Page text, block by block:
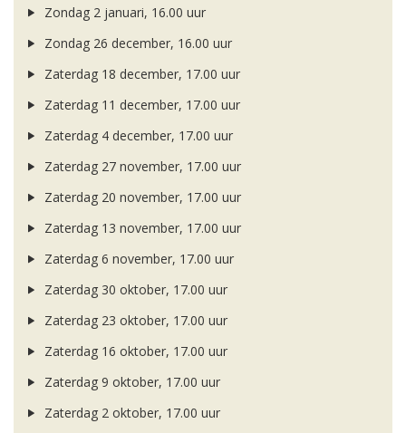
Zondag 2 januari, 16.00 uur
Zondag 26 december, 16.00 uur
Zaterdag 18 december, 17.00 uur
Zaterdag 11 december, 17.00 uur
Zaterdag 4 december, 17.00 uur
Zaterdag 27 november, 17.00 uur
Zaterdag 20 november, 17.00 uur
Zaterdag 13 november, 17.00 uur
Zaterdag 6 november, 17.00 uur
Zaterdag 30 oktober, 17.00 uur
Zaterdag 23 oktober, 17.00 uur
Zaterdag 16 oktober, 17.00 uur
Zaterdag 9 oktober, 17.00 uur
Zaterdag 2 oktober, 17.00 uur